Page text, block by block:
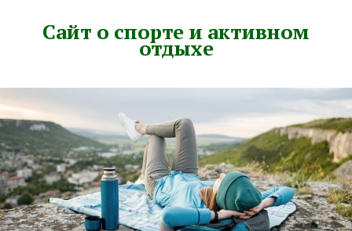
Сайт о спорте и активном
отдыхе